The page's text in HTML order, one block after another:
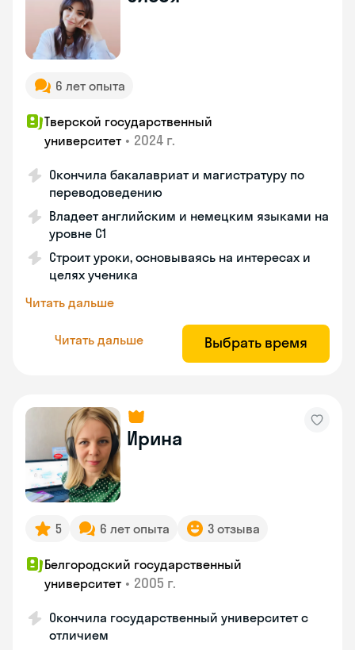
6 лет опыта
Тверской государственный
университет • 2024 г.
Окончила бакалавриат и магистратуру по
переводоведению
Владеет английским и немецким языками на
уровне C1
Строит уроки, основываясь на интересах и
целях ученика
Читать дальше
Читать дальше Выбрать время
Ирина
5 6 лет опыта 3 отзыва
Белгородский государственный
университет • 2005 г.
Окончила государственный университет с
отличием